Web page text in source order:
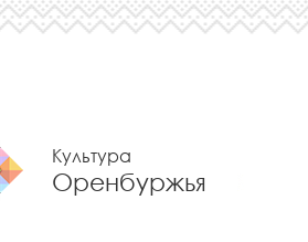
Культура
Оренбуржья